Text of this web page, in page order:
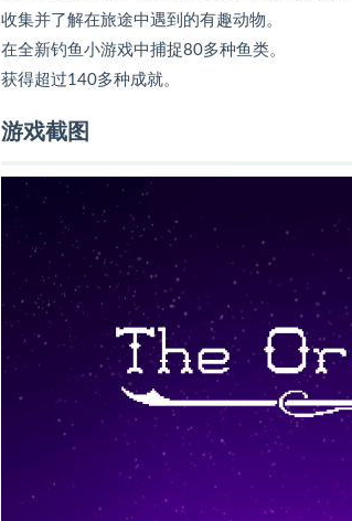
收集并了解在旅途中遇到的有趣动物。
在全新钓鱼小游戏中捕捉80多种鱼类。
获得超过140多种成就。
游戏截图